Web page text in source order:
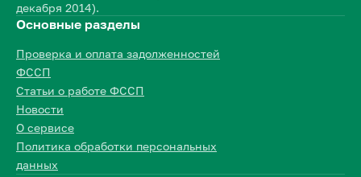
декабря 2014).
Основные разделы
Проверка и оплата задолженностей
ФССП
Статьи о работе ФССП
Новости
О сервисе
Политика обработки персональных
данных